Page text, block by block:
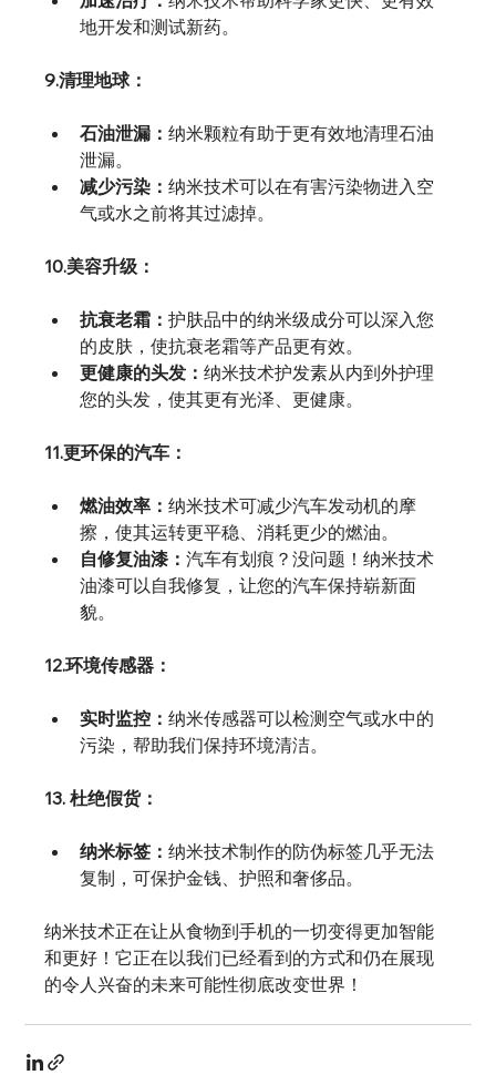
地开发和测试新药。
9.清理地球：
石油泄漏：纳米颗粒有助于更有效地清理石油
泄漏。
减少污染：纳米技术可以在有害污染物进入空
气或水之前将其过滤掉。
10.美容升级：
抗衰老霜：护肤品中的纳米级成分可以深入您
的皮肤，使抗衰老霜等产品更有效。
更健康的头发：纳米技术护发素从内到外护理
您的头发，使其更有光泽、更健康。
11.更环保的汽车：
燃油效率：纳米技术可减少汽车发动机的摩
擦，使其运转更平稳、消耗更少的燃油。
自修复油漆：汽车有划痕？没问题！纳米技术
油漆可以自我修复，让您的汽车保持崭新面
貌。
12.环境传感器：
实时监控：纳米传感器可以检测空气或水中的
污染，帮助我们保持环境清洁。
13. 杜绝假货：
纳米标签：纳米技术制作的防伪标签几乎无法
复制，可保护金钱、护照和奢侈品。
纳米技术正在让从食物到手机的一切变得更加智能
和更好！它正在以我们已经看到的方式和仍在展现
的令人兴奋的未来可能性彻底改变世界！